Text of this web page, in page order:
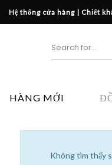
Hệ thống cửa hàng | Chiết
HÀNG MỚI
Không tìm thấy